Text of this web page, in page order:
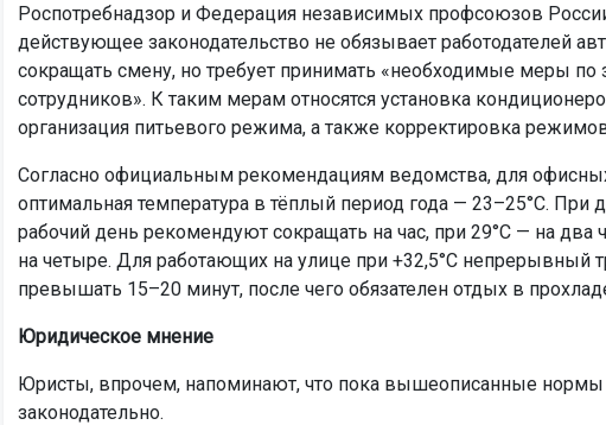
Роспотребнадзор и Федерация независимых профсоюзов
действующее законодательство не обязывает работодателей
сокращать смену, но требует принимать «необходимые меры по
сотрудников». К таким мерам относятся установка
организация питьевого режима, а также корректировка
Согласно официальным рекомендациям ведомства, для
оптимальная температура в тёплый период года — 23–25°C. При
рабочий день рекомендуют сокращать на час, при 29°C — на два
на четыре. Для работающих на улице при +32,5°C непрерывный
превышать 15–20 минут, после чего обязателен отдых в
Юридическое мнение
Юристы, впрочем, напоминают, что пока вышеописанные нормы
законодательно.